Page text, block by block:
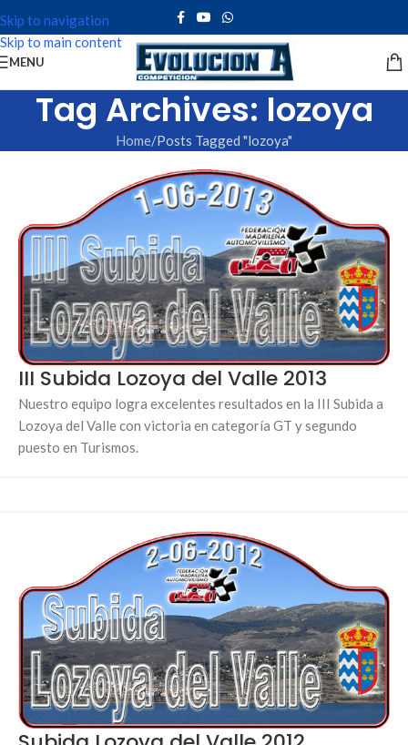
Skip to navigation
Skip to main content
MENU
Tag Archives: lozoya
Home Posts Tagged "lozoya"
III Subida Lozoya del Valle 2013
Nuestro equipo logra excelentes resultados en la III Subida a
Lozoya del Valle con victoria en categoría GT y segundo
puesto en Turismos.